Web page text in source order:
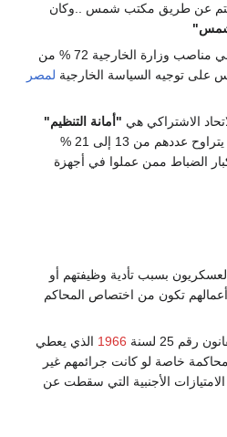
يتم عن طريق مكتب شمس ..وكان
وبلغ عدد الضباط المعينين في مناصب وزارة الخارجية 72 % من
على توجيه السياسة الخارجية لمصر
الاشتراكي هي "أمانة التنظيم"
كانت نسبة العسكريين فيها يتراوح عددهم من 13 إلى 21 %
الضباط ممن عملوا في أجهزة
بسبب تأدية وظيفتهم أو
تكون من اختصاص المحاكم
25 لسنة
1966 الذي يعطي
خاصة لو كانت جرائمهم غير
الأجنبية التي سقطت عن